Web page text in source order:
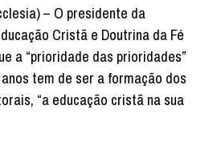
– O presidente da
Cristã e Doutrina da Fé
a “prioridade das prioridades”
tem de ser a formação dos
“a educação cristã na sua